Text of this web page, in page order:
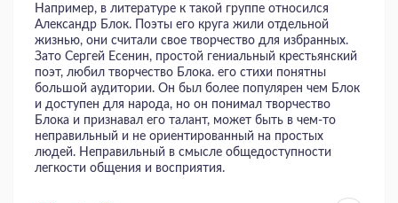
Например, в литературе к такой группе относился
Александр Блок. Поэты его круга жили отдельной
жизнью, они считали свое творчество для избранных.
Зато Сергей Есенин, простой гениальный крестьянский
поэт, любил творчество Блока. его стихи понятны
большой аудитории. Он был более популярен чем Блок
и доступен для народа, но он понимал творчество
Блока и признавал его талант, может быть в чем-то
неправильный и не ориентированный на простых
людей. Неправильный в смысле общедоступности
легкости общения и восприятия.